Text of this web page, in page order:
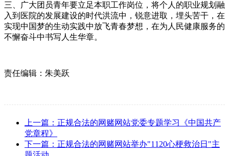
三、广大团员青年要立足本职工作岗位，将个人的职业规划融
入到医院的发展建设的时代洪流中，锐意进取，埋头苦干，在
实现中国梦的生动实践中放飞青春梦想，在为人民健康服务的
不懈奋斗中书写人生华章。
责任编辑：朱美跃
上一篇：正规合法的网赌网站党委专题学习《中国共产
党章程》
下一篇：正规合法的网赌网站举办"1120心梗救治日"主